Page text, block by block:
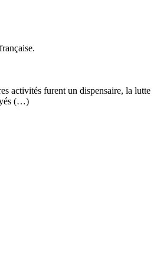
activités furent un dispensaire, la lutte
(…)